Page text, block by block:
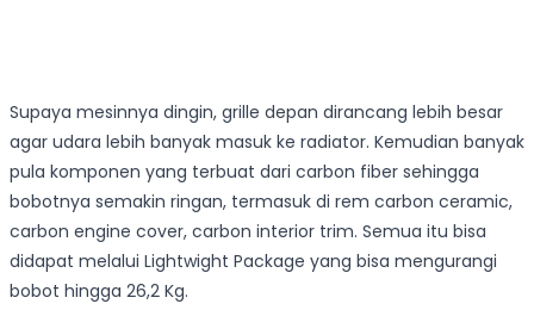
Supaya mesinnya dingin, grille depan dirancang lebih besar
agar udara lebih banyak masuk ke radiator. Kemudian banyak
pula komponen yang terbuat dari carbon fiber sehingga
bobotnya semakin ringan, termasuk di rem carbon ceramic,
carbon engine cover, carbon interior trim. Semua itu bisa
didapat melalui Lightwight Package yang bisa mengurangi
bobot hingga 26,2 Kg.